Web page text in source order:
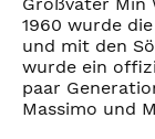
1960 wurde
und mit den
wurde ein
paar
Massimo und